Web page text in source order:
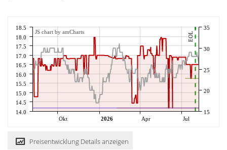
Okt 2026 Apr Jul
EOL
14.0
14.5
15.0
15.5
16.0
16.5
17.0
17.5
18.0
18.5
15
20
25
30
35
JS chart by amCharts
Preisentwicklung Details anzeigen